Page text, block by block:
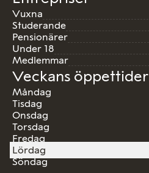
Vuxna
Studerande
Pensionärer
Under 18
Medlemmar
Veckans öppettider
Måndag
Tisdag
Onsdag
Torsdag
Fredag
Lördag
Söndag